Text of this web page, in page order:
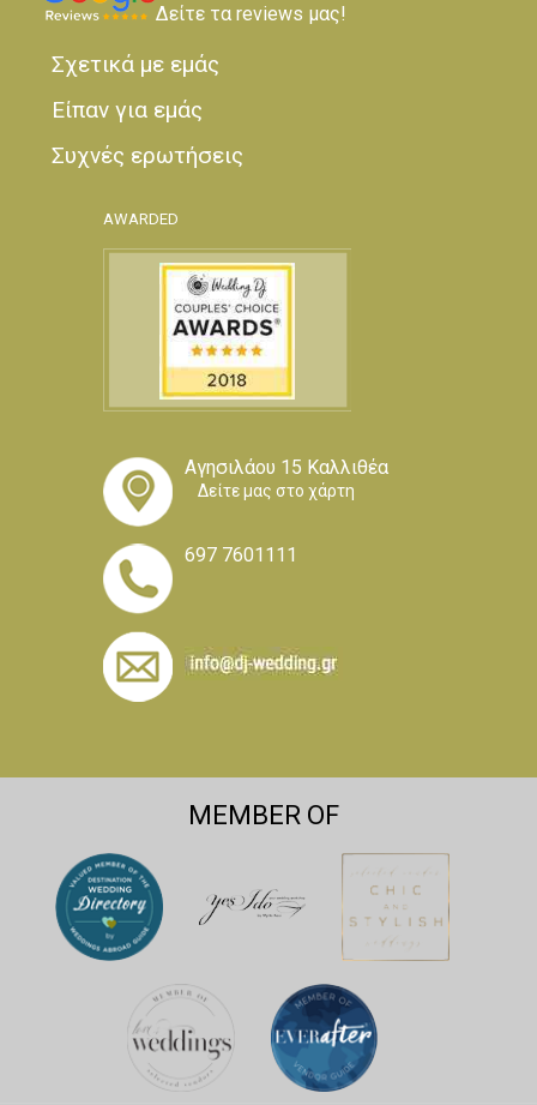
Δείτε τα reviews μας!
Σχετικά με εμάς
Είπαν για εμάς
Συχνές ερωτήσεις
AWARDED
Αγησιλάου 15 Καλλιθέα
Δείτε μας στο χάρτη
697 7601111
MEMBER OF